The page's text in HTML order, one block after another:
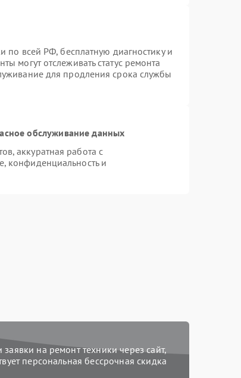
по всей РФ, бесплатную диагностику и
могут отслеживать статус ремонта
для продления срока службы
обслуживание данных
аккуратная работа с
конфиденциальность и
на ремонт техники через сайт,
персональная бессрочная скидка